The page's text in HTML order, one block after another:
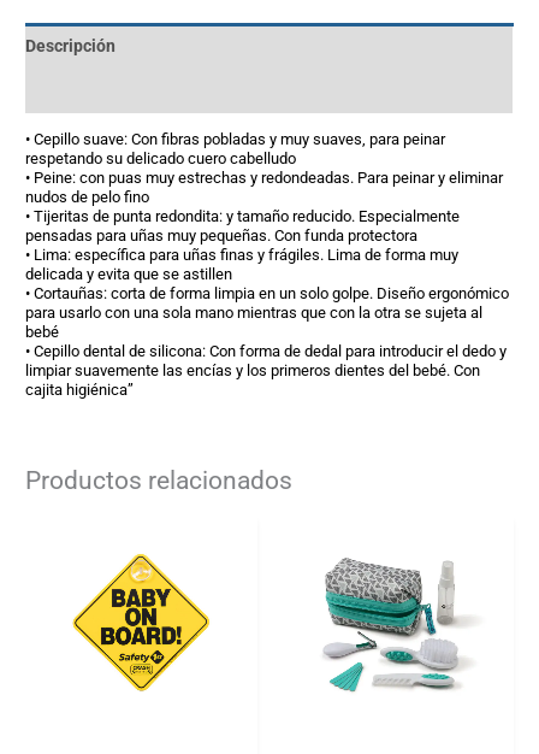
Descripción
• Cepillo suave: Con fibras pobladas y muy suaves, para peinar
respetando su delicado cuero cabelludo
• Peine: con puas muy estrechas y redondeadas. Para peinar y eliminar
nudos de pelo fino
• Tijeritas de punta redondita: y tamaño reducido. Especialmente
pensadas para uñas muy pequeñas. Con funda protectora
• Lima: específica para uñas finas y frágiles. Lima de forma muy
delicada y evita que se astillen
• Cortauñas: corta de forma limpia en un solo golpe. Diseño ergonómico
para usarlo con una sola mano mientras que con la otra se sujeta al
bebé
• Cepillo dental de silicona: Con forma de dedal para introducir el dedo y
limpiar suavemente las encías y los primeros dientes del bebé. Con
cajita higiénica”
Productos relacionados